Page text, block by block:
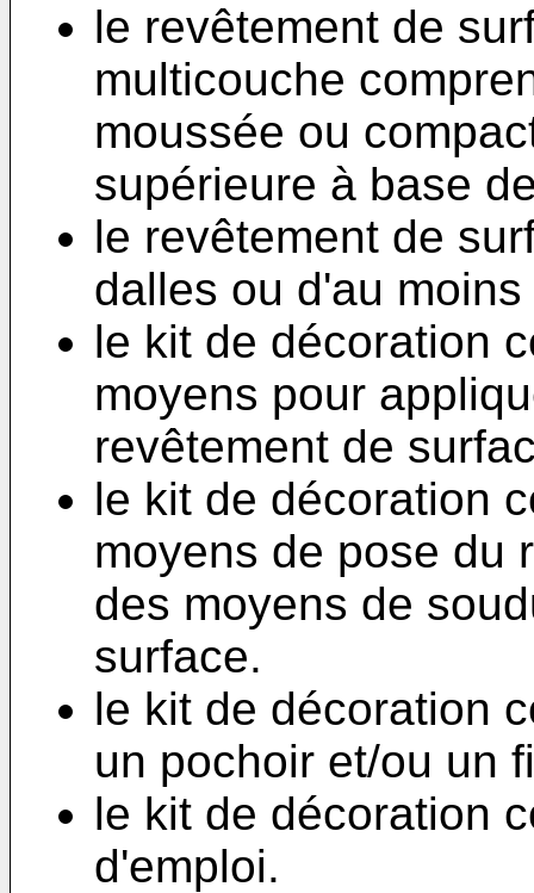
le revêtement de
multicouche
moussée ou
supérieure à base
le revêtement de
dalles ou d'au
le kit de décoration
moyens pour
revêtement de
le kit de décoration
moyens de pose du
des moyens de
surface.
le kit de décoration
un pochoir et/ou un
le kit de décoration
d'emploi.